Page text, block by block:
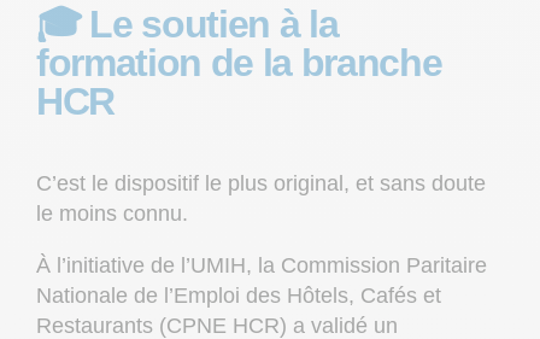
🎓 Le soutien à la
formation de la branche
HCR
C’est le dispositif le plus original, et sans doute
le moins connu.
À l’initiative de l’UMIH, la Commission Paritaire
Nationale de l’Emploi des Hôtels, Cafés et
Restaurants (CPNE HCR) a validé un